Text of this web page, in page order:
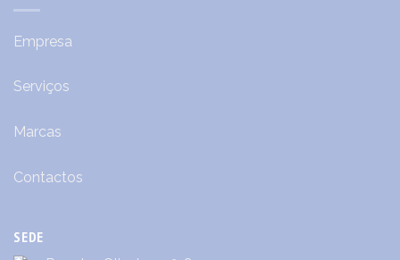
Empresa
Serviços
Marcas
Contactos
SEDE